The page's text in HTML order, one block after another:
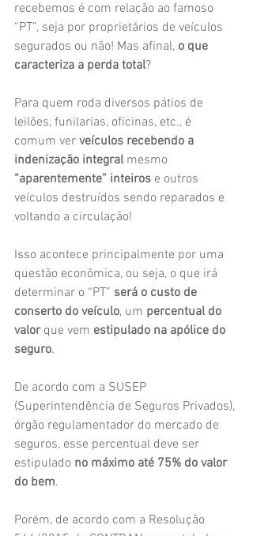
recebemos é com relação ao famoso
“PT”, seja por proprietários de veículos
segurados ou não! Mas afinal, o que
caracteriza a perda total?
Para quem roda diversos pátios de
leilões, funilarias, oficinas, etc., é
comum ver veículos recebendo a
indenização integral mesmo
“aparentemente” inteiros e outros
veículos destruídos sendo reparados e
voltando a circulação!
Isso acontece principalmente por uma
questão econômica, ou seja, o que irá
determinar o “PT” será o custo de
conserto do veículo, um percentual do
valor que vem estipulado na apólice do
seguro.
De acordo com a SUSEP
(Superintendência de Seguros Privados),
órgão regulamentador do mercado de
seguros, esse percentual deve ser
estipulado no máximo até 75% do valor
do bem.
Porém, de acordo com a Resolução